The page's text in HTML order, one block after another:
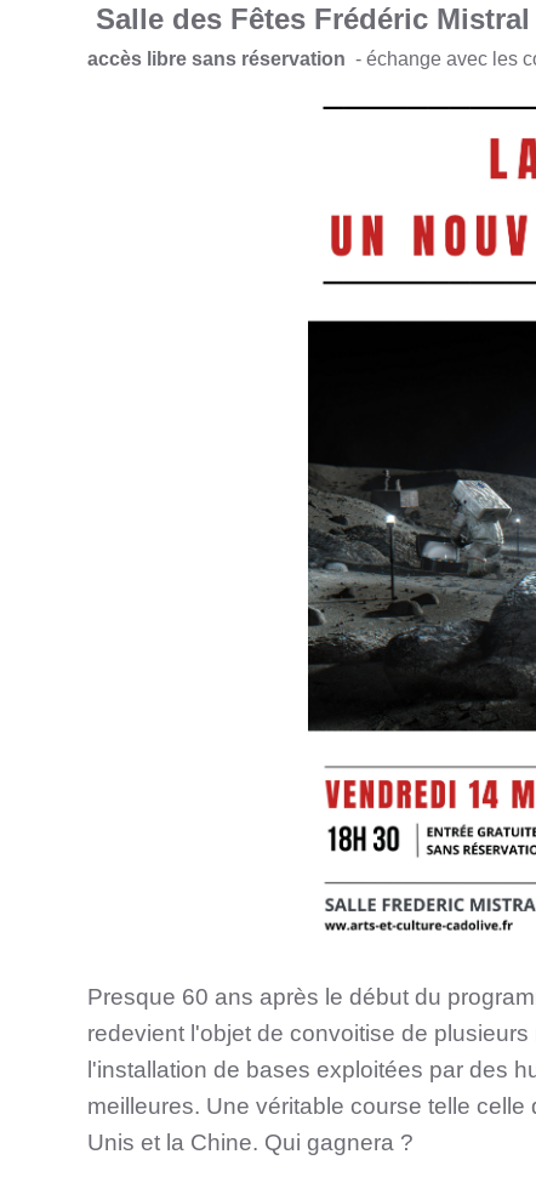
Salle des Fêtes Frédéric
accès libre sans réservation - échange avec les
Presque 60 ans après le début du
redevient l'objet de convoitise de
l'installation de bases exploitées par des
meilleures. Une véritable course telle
Unis et la Chine. Qui gagnera ?